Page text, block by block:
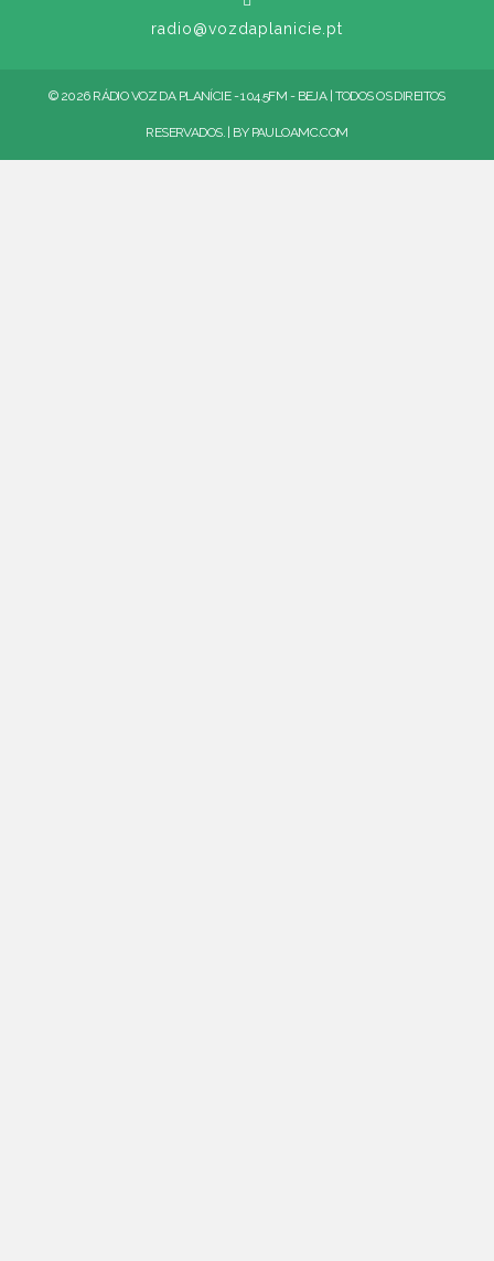
radio@vozdaplanicie.pt
© 2026 RÁDIO VOZ DA PLANÍCIE - 104.5FM - BEJA | TODOS OS DIREITOS
RESERVADOS. | BY PAULOAMC.COM